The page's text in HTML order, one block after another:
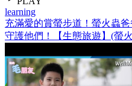
learning
充滿愛的賞螢步道！螢火蟲
守護他們！【生態旅遊】(螢